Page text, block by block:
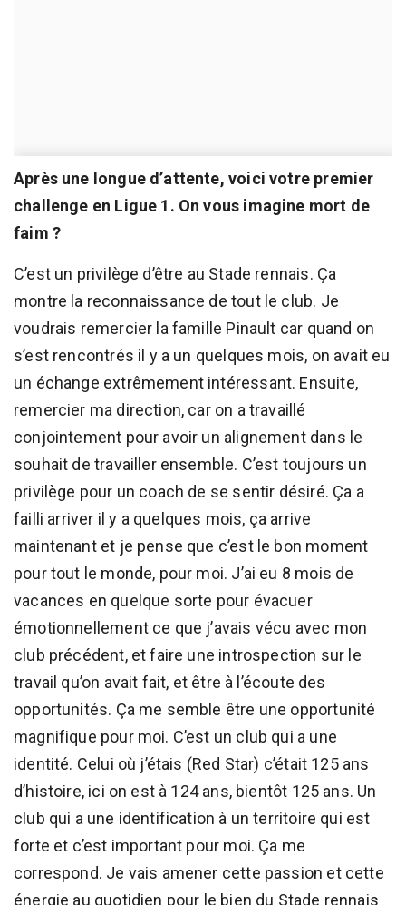
Après une longue d’attente, voici votre premier
challenge en Ligue 1. On vous imagine mort de
faim ?
C’est un privilège d’être au Stade rennais. Ça
montre la reconnaissance de tout le club. Je
voudrais remercier la famille Pinault car quand on
s’est rencontrés il y a un quelques mois, on avait eu
un échange extrêmement intéressant. Ensuite,
remercier ma direction, car on a travaillé
conjointement pour avoir un alignement dans le
souhait de travailler ensemble. C’est toujours un
privilège pour un coach de se sentir désiré. Ça a
failli arriver il y a quelques mois, ça arrive
maintenant et je pense que c’est le bon moment
pour tout le monde, pour moi. J’ai eu 8 mois de
vacances en quelque sorte pour évacuer
émotionnellement ce que j’avais vécu avec mon
club précédent, et faire une introspection sur le
travail qu’on avait fait, et être à l’écoute des
opportunités. Ça me semble être une opportunité
magnifique pour moi. C’est un club qui a une
identité. Celui où j’étais (Red Star) c’était 125 ans
d’histoire, ici on est à 124 ans, bientôt 125 ans. Un
club qui a une identification à un territoire qui est
forte et c’est important pour moi. Ça me
correspond. Je vais amener cette passion et cette
énergie au quotidien pour le bien du Stade rennais